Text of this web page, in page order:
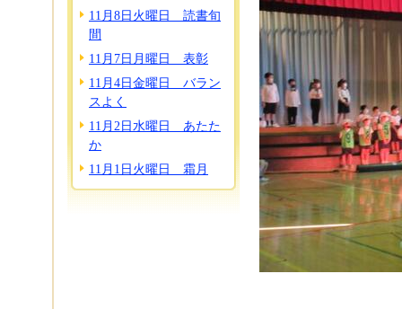
11月8日火曜日 読書旬
間
11月7日月曜日 表彰
11月4日金曜日 バラン
スよく
11月2日水曜日 あたた
か
11月1日火曜日 霜月